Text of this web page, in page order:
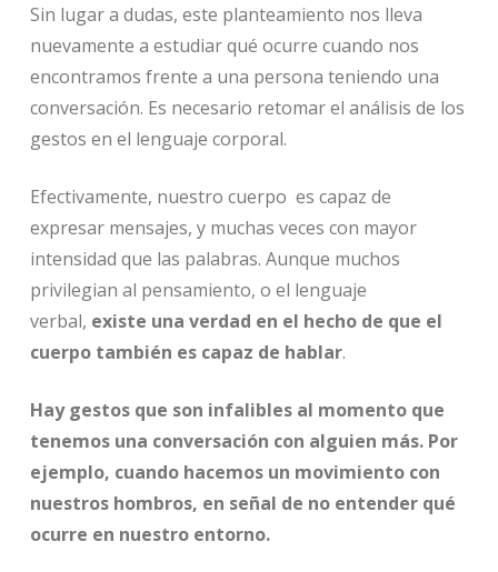
Sin lugar a dudas, este planteamiento nos lleva
nuevamente a estudiar qué ocurre cuando nos
encontramos frente a una persona teniendo una
conversación. Es necesario retomar el análisis de los
gestos en el lenguaje corporal.
Efectivamente, nuestro cuerpo es capaz de
expresar mensajes, y muchas veces con mayor
intensidad que las palabras. Aunque muchos
privilegian al pensamiento, o el lenguaje
verbal, existe una verdad en el hecho de que el
cuerpo también es capaz de hablar.
Hay gestos que son infalibles al momento que
tenemos una conversación con alguien más. Por
ejemplo, cuando hacemos un movimiento con
nuestros hombros, en señal de no entender qué
ocurre en nuestro entorno.